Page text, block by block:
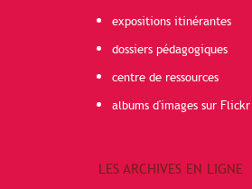
expositions itinérantes
dossiers pédagogiques
centre de ressources
albums d'images sur Flickr
LES ARCHIVES EN LIGNE